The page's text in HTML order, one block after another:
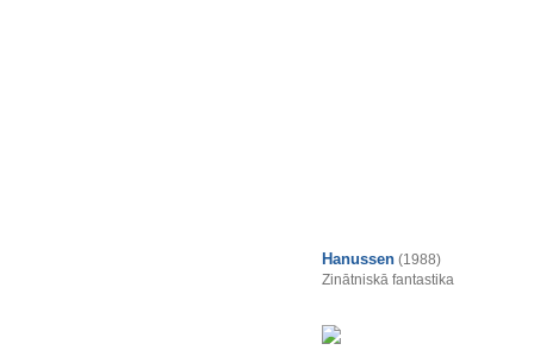
Hanussen (1988)
Zinātniskā fantastika